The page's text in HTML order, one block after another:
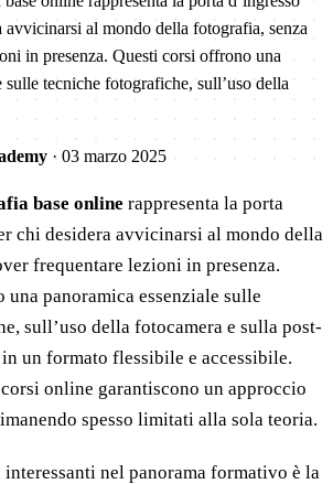
avvicinarsi al mondo della fotografia, senza
in presenza. Questi corsi offrono una
sulle tecniche fotografiche, sull’uso della
· 03 marzo 2025
base online rappresenta la porta
chi desidera avvicinarsi al mondo della
frequentare lezioni in presenza.
panoramica essenziale sulle
sull’uso della fotocamera e sulla post-
un formato flessibile e accessibile.
online garantiscono un approccio
spesso limitati alla sola teoria.
nel panorama formativo è la